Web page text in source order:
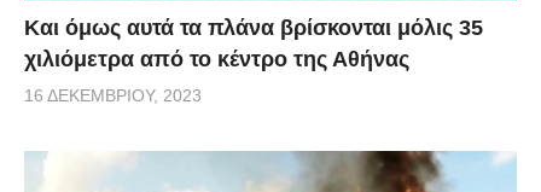
Και όμως αυτά τα πλάνα βρίσκονται μόλις 35
χιλιόμετρα από το κέντρο της Αθήνας
16 ΔΕΚΕΜΒΡΊΟΥ, 2023